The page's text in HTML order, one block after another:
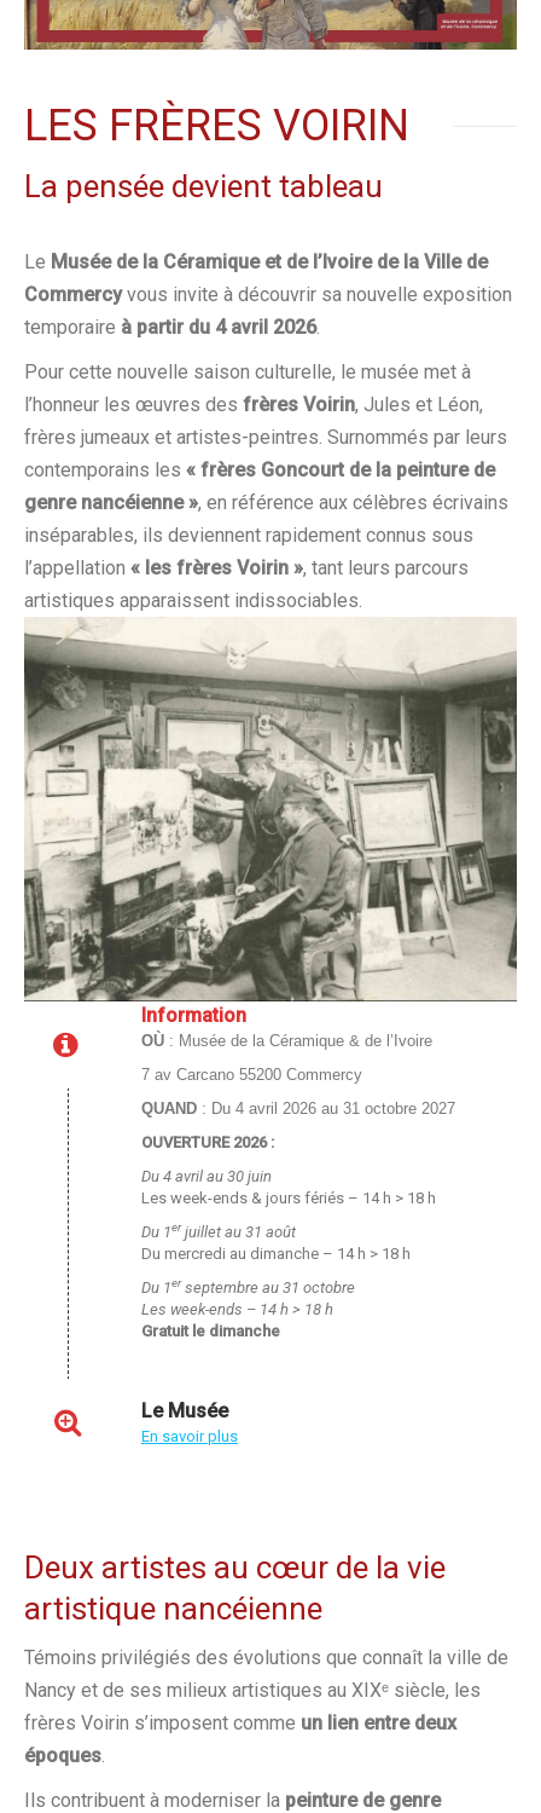
LES FRÈRES VOIRIN
La pensée devient tableau
Le Musée de la Céramique et de l’Ivoire de la Ville de
Commercyvous invite à découvrir sa nouvelle exposition
temporaire à partir du 4 avril 2026.
Pour cette nouvelle saison culturelle, le musée met à
l’honneur les œuvres des frères Voirin, Jules et Léon,
frères jumeaux et artistes-peintres. Surnommés par leurs
contemporains les « frères Goncourt de la peinture de
genre nancéienne », en référence aux célèbres écrivains
inséparables, ils deviennent rapidement connus sous
l’appellation « les frères Voirin », tant leurs parcours
artistiques apparaissent indissociables.
Information
OÙ : Musée de la Céramique & de l’Ivoire
7 av Carcano 55200 Commercy
QUAND : Du 4 avril 2026 au 31 octobre 2027
OUVERTURE 2026 :
Du 4 avril au 30 juin
Les week-ends & jours fériés – 14 h > 18 h
Du 1erjuillet au 31 août
Du mercredi au dimanche – 14 h > 18 h
Du 1erseptembre au 31 octobre
Les week-ends – 14 h > 18 h
Gratuit le dimanche
Le Musée
En savoir plus
Deux artistes au cœur de la vie
artistique nancéienne
Témoins privilégiés des évolutions que connaît la ville de
Nancy et de ses milieux artistiques au XIXᵉ siècle, les
frères Voirin s’imposent comme un lien entre deux
époques
Ils contribuent à moderniser la peinture de genre